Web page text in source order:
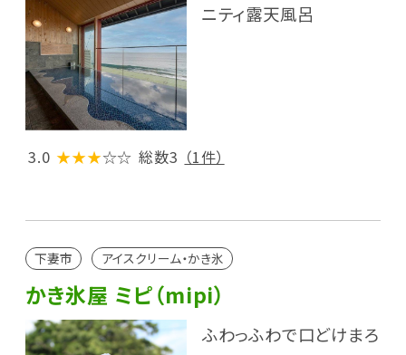
ニティ露天風呂
3.0 ★★★☆☆ 総数3 （1件）
下妻市 アイスクリーム・かき氷
かき氷屋 ミピ（mipi）
ふわっふわで口どけまろ